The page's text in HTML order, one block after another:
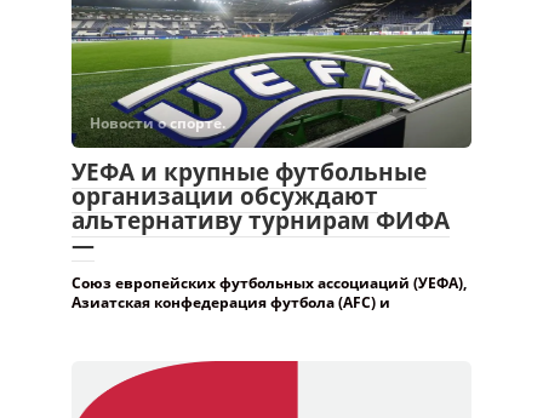
Новости о спорте.
УЕФА и крупные футбольные
организации обсуждают
альтернативу турнирам ФИФА
—
Союз европейских футбольных ассоциаций (УЕФА),
Азиатская конфедерация футбола (AFC) и